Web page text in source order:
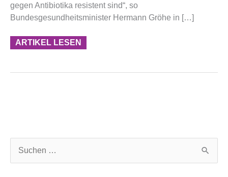
gegen Antibiotika resistent sind“, so
Bundesgesundheitsminister Hermann Gröhe in […]
ARTIKEL LESEN
u